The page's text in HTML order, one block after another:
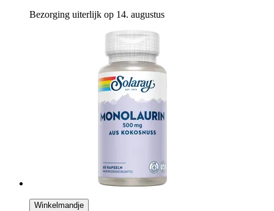
Bezorging uiterlijk op 14. augustus
Winkelmandje